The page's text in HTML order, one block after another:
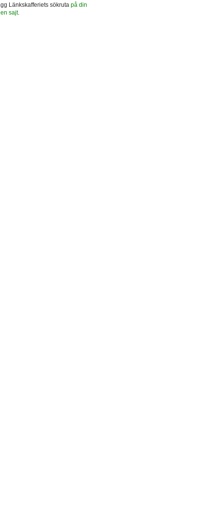
Länkskafferiets sökruta på din
sajt.